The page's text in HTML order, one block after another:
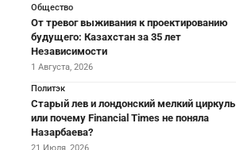
Общество
От тревог выживания к проектированию
будущего: Казахстан за 35 лет
Независимости
1 Августа, 2026
Политэк
Старый лев и лондонский мелкий циркуль
или почему Financial Times не поняла
Назарбаева?